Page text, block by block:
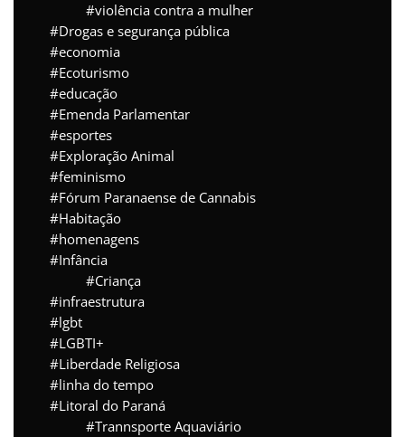
violência contra a mulher
Drogas e segurança pública
economia
Ecoturismo
educação
Emenda Parlamentar
esportes
Exploração Animal
feminismo
Fórum Paranaense de Cannabis
Habitação
homenagens
Infância
Criança
infraestrutura
lgbt
LGBTI+
Liberdade Religiosa
linha do tempo
Litoral do Paraná
Trannsporte Aquaviário